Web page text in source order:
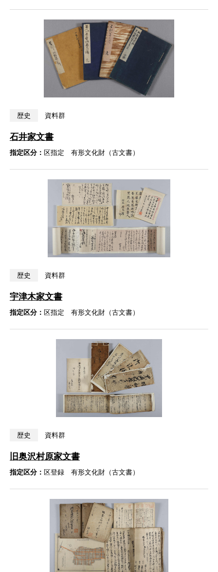
歴史 資料群
石井家文書
指定区分： 区指定 有形文化財（古文書）
歴史 資料群
宇津木家文書
指定区分： 区指定 有形文化財（古文書）
歴史 資料群
旧奥沢村原家文書
指定区分： 区登録 有形文化財（古文書）